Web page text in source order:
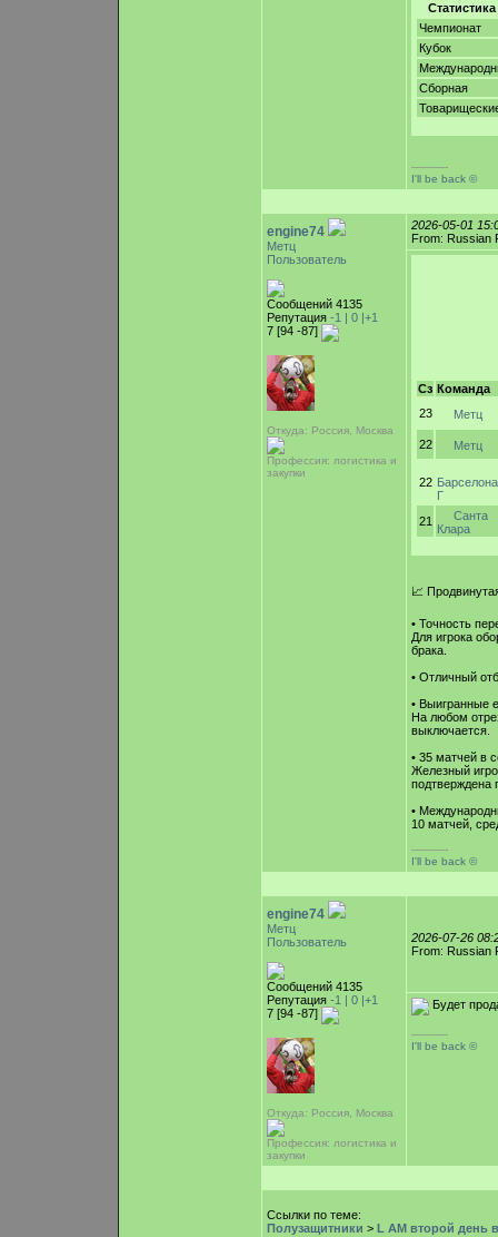
Чемпионат
Кубок
Сборная
-----------
I'll be back ©
engine74
Метц
Пользователь
Сообщений 4135
Репутация -1 | 0 |+1
7 [94 -87]
Откуда: Россия, Москва
Профессия: логистика и
закупки
2026-05-01
From: Russian
Сз Команда
23
Метц
22 Метц
22 Барселона
Г
21
Санта
Клара
📈
• Точность
Для игрока
брака.
• Отличный
• Выигранные
На любом
выключается.
• 35 матчей в
Железный
подтверждена
•
10 матчей,
-----------
I'll be back ©
engine74
Метц
Пользователь
Сообщений 4135
Репутация -1 | 0 |+1
7 [94 -87]
Откуда: Россия, Москва
Профессия: логистика и
закупки
2026-07-26
From: Russian
Будет
-----------
I'll be back ©
Ссылки по теме:
Полузащитники > L AM второй день